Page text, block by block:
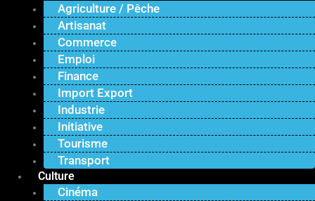
Agriculture / Pêche
Artisanat
Commerce
Emploi
Finance
Import Export
Industrie
Initiative
Tourisme
Transport
Culture
Cinéma